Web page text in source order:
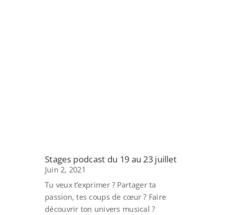
Stages podcast du 19 au 23 juillet
Juin 2, 2021
Tu veux t’exprimer ? Partager ta
passion, tes coups de cœur ? Faire
découvrir ton univers musical ?